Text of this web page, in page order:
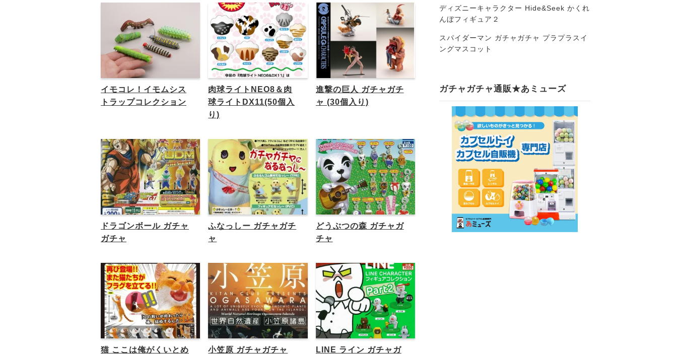
イモコレ！イモムシス
トラップコレクション
肉球ライトNEO8＆肉
球ライトDX11(50個入
り)
進撃の巨人 ガチャガチ
ャ (30個入り)
ドラゴンボール ガチャ
ガチャ
ふなっしー ガチャガチ
ャ
どうぶつの森 ガチャガ
チャ
猫 ここは俺がくいとめ
小笠原 ガチャガチャ
LINE ライン ガチャガ
ディズニーキャラクター Hide&Seek かくれ
んぼフィギュア２
スパイダーマン ガチャガチャ プラプラスイ
ングマスコット
ガチャガチャ通販★あミューズ